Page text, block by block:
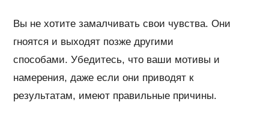
Вы не хотите замалчивать свои чувства. Они
гноятся и выходят позже другими
способами. Убедитесь, что ваши мотивы и
намерения, даже если они приводят к
результатам, имеют правильные причины.